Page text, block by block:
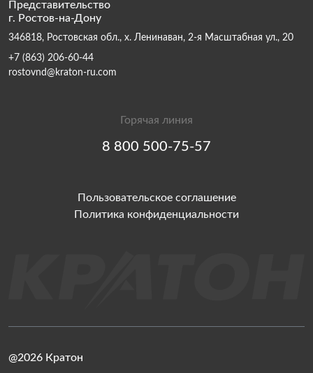
Представительство
г. Ростов-на-Дону
346818, Ростовская обл., х. Ленинаван, 2-я Масштабная ул., 20
+7 (863) 206-60-44
rostovnd@kraton-ru.com
Горячая линия
8 800 500-75-57
Пользовательское соглашение
Политика конфиденциальности
@2026 Кратон